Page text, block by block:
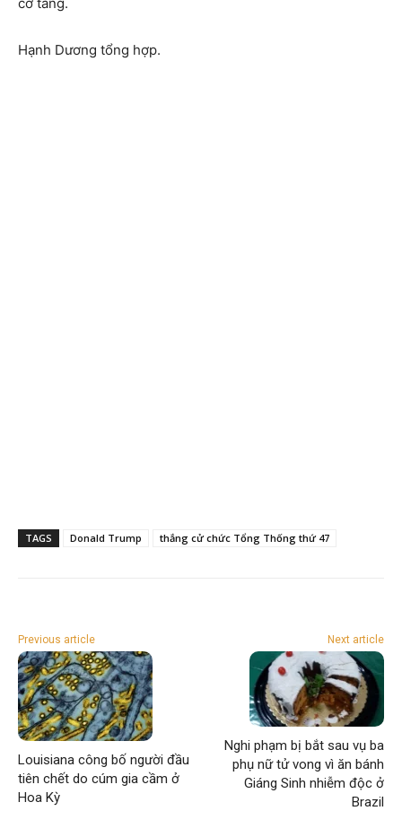
Hạnh Dương tổng hợp.
TAGS Donald Trump thắng cử chức Tổng Thống thứ 47
Previous article
Louisiana công bố người đầu
tiên chết do cúm gia cầm ở
Hoa Kỳ
Next article
Nghi phạm bị bắt sau vụ ba
phụ nữ tử vong vì ăn bánh
Giáng Sinh nhiễm độc ở
Brazil